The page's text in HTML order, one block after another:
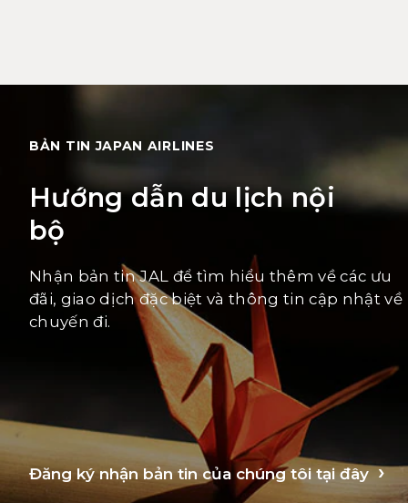
BẢN TIN JAPAN AIRLINES
Hướng dẫn du lịch nội
bộ
Nhận bản tin JAL để tìm hiểu thêm về các ưu
đãi, giao dịch đặc biệt và thông tin cập nhật về
chuyến đi.
Đăng ký nhận bản tin của chúng tôi tại đây